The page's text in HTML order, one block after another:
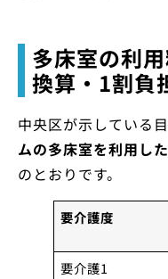
多床室の利
換算・1割負
中央区が示している目
ムの多床室を利用し
のとおりです。
要介護度
要介護1